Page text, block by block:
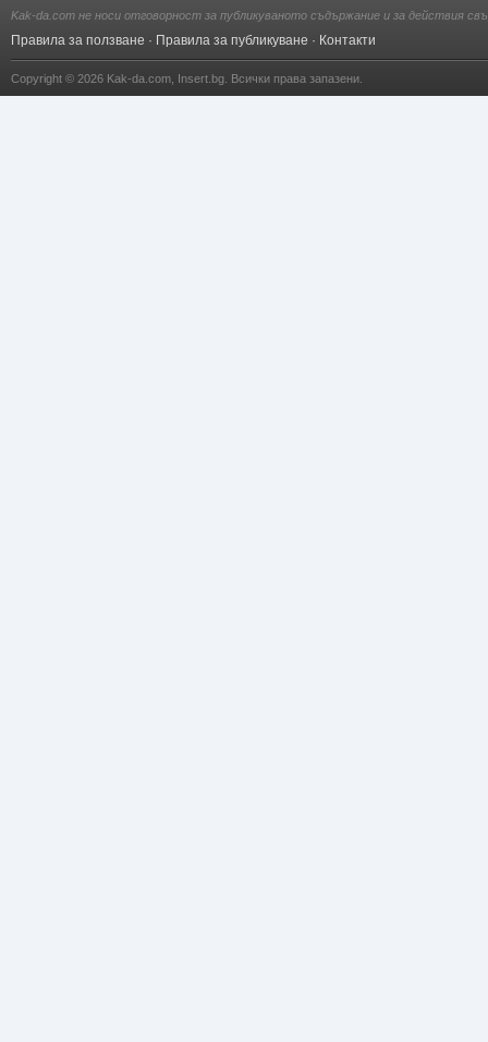
Kak-da.com не носи отговорност за публикуваното съдържание и за действия
Правила за ползване · Правила за публикуване · Контакти
Copyright © 2026 Kak-da.com Insert.bg . Всички права запазени.